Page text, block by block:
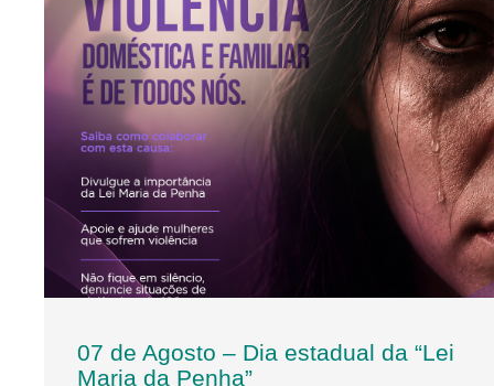
07 de Agosto – Dia estadual da “Lei
Maria da Penha”